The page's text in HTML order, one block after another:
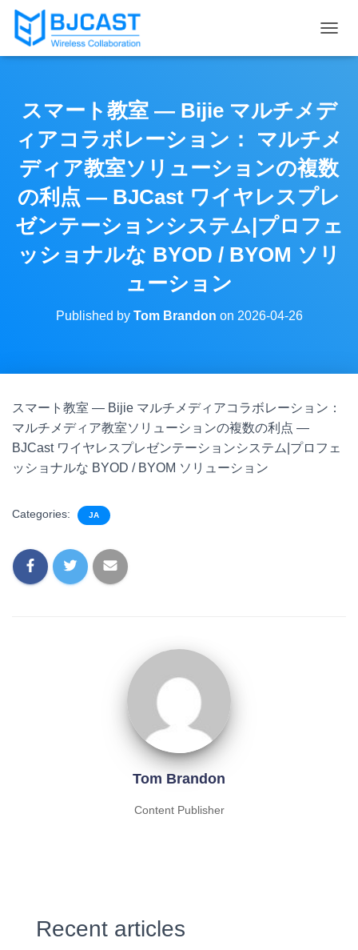
O
L
N
A
V
I
T
O
N
スマート教室 — Bijie マルチメデ
ィアコラボレーション： マルチメ
ディア教室ソリューションの複数
の利点 — BJCast ワイヤレスプレ
ゼンテーションシステム|プロフェ
ッショナルな BYOD / BYOM ソリ
ューション
Published by Tom Brandon on 2026-04-26
スマート教室 — Bijie マルチメディアコラボレーション：
マルチメディア教室ソリューションの複数の利点 —
BJCast ワイヤレスプレゼンテーションシステム|プロフェ
ッショナルな BYOD / BYOM ソリューション
Categories: JA
Tom Brandon
Content Publisher
Recent articles